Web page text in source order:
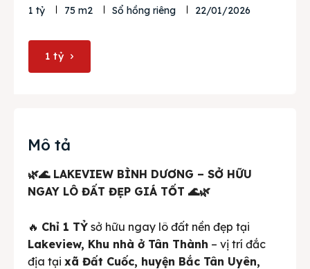
1 tỷ
75 m2 Sổ hồng riêng 22/01/2026
1 tỷ
Mô tả
🌿🌊 LAKEVIEW BÌNH DƯƠNG – SỞ HỮU
NGAY LÔ ĐẤT ĐẸP GIÁ TỐT 🌊🌿
🔥 Chỉ 1 TỶ sở hữu ngay lô đất nền đẹp tại
Lakeview, Khu nhà ở Tân Thành – vị trí đắc
địa tại xã Đất Cuốc, huyện Bắc Tân Uyên,